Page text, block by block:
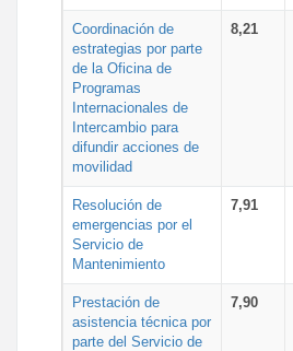
Coordinación de
estrategias por parte
de la Oficina de
Programas
Internacionales de
Intercambio para
difundir acciones de
movilidad
8,21
Resolución de
emergencias por el
Servicio de
Mantenimiento
7,91
Prestación de
asistencia técnica por
parte del Servicio de
7,90